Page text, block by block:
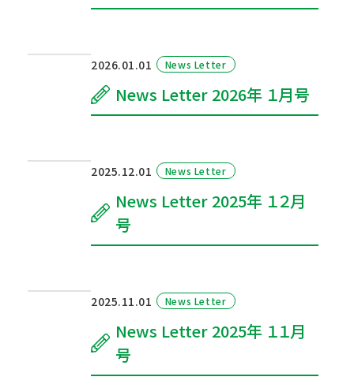
2026.01.01 News Letter
News Letter 2026年 １月号
2025.12.01 News Letter
News Letter 2025年 １２月
号
2025.11.01 News Letter
News Letter 2025年 １１月
号